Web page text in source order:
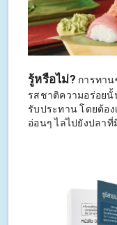
รู้หรือไม่? การทา
รสชาติความอร่อยนั้
รับประทาน โดยต้อ
อ่อนๆ ไล่ไปยังปลา